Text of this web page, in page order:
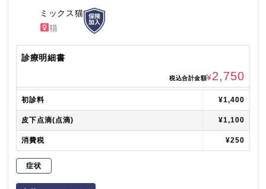
ミックス猫
猫
診療明細書
税込合計金額¥2,750
初診料 ¥1,400
皮下点滴(点滴) ¥1,100
消費税 ¥250
症状